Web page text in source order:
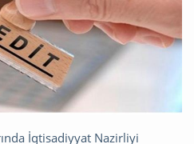
İqtisadiyyat Nazirliyi